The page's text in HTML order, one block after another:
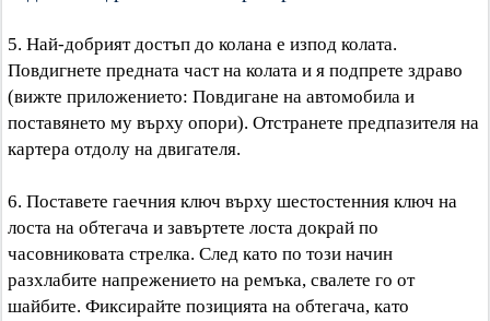
5. Най-добрият достъп до колана е изпод колата.
Повдигнете предната част на колата и я подпрете здраво
(вижте приложението: Повдигане на автомобила и
поставянето му върху опори). Отстранете предпазителя на
картера отдолу на двигателя.
6. Поставете гаечния ключ върху шестостенния ключ на
лоста на обтегача и завъртете лоста докрай по
часовниковата стрелка. След като по този начин
разхлабите напрежението на ремъка, свалете го от
шайбите. Фиксирайте позицията на обтегача, като